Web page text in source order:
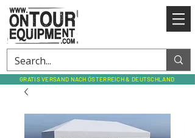
GRATIS VERSAND NACH ÖSTERREICH & DEUTSCHLAND